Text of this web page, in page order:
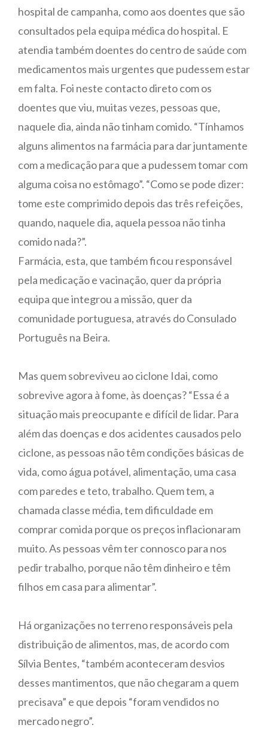
hospital de campanha, como aos doentes que são
consultados pela equipa médica do hospital. E
atendia também doentes do centro de saúde com
medicamentos mais urgentes que pudessem estar
em falta. Foi neste contacto direto com os
doentes que viu, muitas vezes, pessoas que,
naquele dia, ainda não tinham comido. “Tínhamos
alguns alimentos na farmácia para dar juntamente
com a medicação para que a pudessem tomar com
alguma coisa no estômago”. “Como se pode dizer:
tome este comprimido depois das três refeições,
quando, naquele dia, aquela pessoa não tinha
comido nada?”.
Farmácia, esta, que também ficou responsável
pela medicação e vacinação, quer da própria
equipa que integrou a missão, quer da
comunidade portuguesa, através do Consulado
Português na Beira.
Mas quem sobreviveu ao ciclone Idai, como
sobrevive agora à fome, às doenças? “Essa é a
situação mais preocupante e difícil de lidar. Para
além das doenças e dos acidentes causados pelo
ciclone, as pessoas não têm condições básicas de
vida, como água potável, alimentação, uma casa
com paredes e teto, trabalho. Quem tem, a
chamada classe média, tem dificuldade em
comprar comida porque os preços inflacionaram
muito. As pessoas vêm ter connosco para nos
pedir trabalho, porque não têm dinheiro e têm
filhos em casa para alimentar”.
Há organizações no terreno responsáveis pela
distribuição de alimentos, mas, de acordo com
Sílvia Bentes, “também aconteceram desvios
desses mantimentos, que não chegaram a quem
precisava” e que depois “foram vendidos no
mercado negro”.